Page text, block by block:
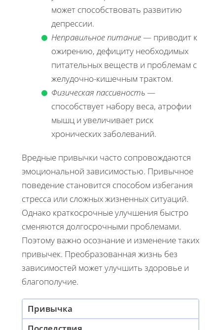
может способствовать развитию
депрессии.
Неправильное питание— приводит к
ожирению, дефициту необходимых
питательных веществ и проблемам с
желудочно-кишечным трактом.
Физическая пассивность—
способствует набору веса, атрофии
мышц и увеличивает риск
хронических заболеваний.
Вредные привычки часто сопровождаются
эмоциональной зависимостью. Привычное
поведение становится способом избегания
стресса или сложных жизненных ситуаций.
Однако краткосрочные улучшения быстро
сменяются долгосрочными проблемами.
Поэтому важно осознание и изменение таких
привычек. Преобразованная жизнь без
зависимостей может улучшить здоровье и
благополучие.
Привычка